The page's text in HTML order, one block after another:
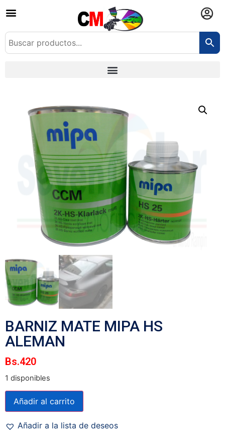
BARNIZ MATE MIPA HS
ALEMAN
Bs.420
1 disponibles
Añadir al carrito
Añadir a la lista de deseos